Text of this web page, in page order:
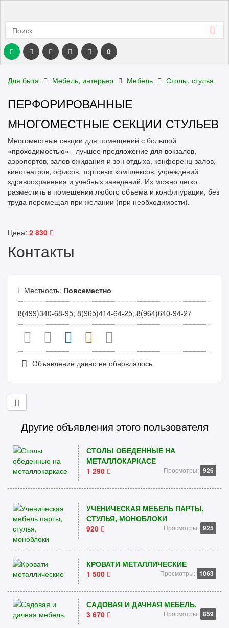
0
Для быта Мебель, интерьер Мебель Столы, стулья
ПЕРФОРИРОВАННЫЕ
МНОГОМЕСТНЫЕ СЕКЦИИ СТУЛЬЕВ
Многоместные секции для помещений с большой
«проходимостью» - лучшее предложение для вокзалов,
аэропортов, залов ожидания и зон отдыха, конференц-залов,
кинотеатров, офисов, торговых комплексов, учреждений
здравоохранения и учебных заведений. Их можно легко
разместить в помещении любого объема и конфигурации, без
труда перемещая при желании (при необходимости).
Цена: 2 830
Контакты
Местность: Повсеместно
8(499)340-68-95; 8(965)414-64-25; 8(964)640-94-27
Объявление давно не обновлялось
Другие объявления этого пользователя
СТОЛЫ ОБЕДЕННЫЕ НА
МЕТАЛЛОКАРКАСЕ
1 290
Просмотры: 926
УЧЕНИЧЕСКАЯ МЕБЕЛЬ ПАРТЫ,
СТУЛЬЯ, МОНОБЛОКИ
920
Просмотры: 925
КРОВАТИ МЕТАЛЛИЧЕСКИЕ
1 500
Просмотры: 1063
САДОВАЯ И ДАЧНАЯ МЕБЕЛЬ.
3 670
Просмотры: 859